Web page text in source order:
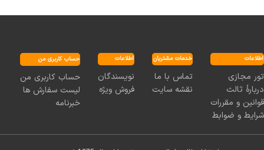
اطلاعات
تور مجازی
دربارۀ ثالث
قوانین و مقررات
شرایط و ضوابط
خدمات مشتریان
تماس با ما
نقشه سایت
اطلاعات
نویسندگان
فروش ویژه
حساب کاربری من
حساب کاربری من
لیست سفارش ها
خبرنامه